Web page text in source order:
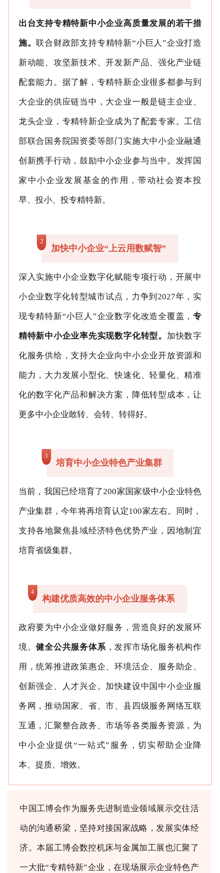
出台支持专精特新中小企业高质量发展的若干措
施。联合财政部支持专精特新“小巨人”企业打造
新动能、攻坚新技术、开发新产品、强化产业链
配套能力。据了解，专精特新企业很多都参与到
大企业的供应链当中，大企业一般是链主企业、
龙头企业，专精特新企业成为了配套专家。工信
部联合国务院国资委等部门实施大中小企业融通
创新携手行动，鼓励中小企业参与当中。发挥国
家中小企业发展基金的作用，带动社会资本投
早、投小、投专精特新。
2
加快中小企业“上云用数赋智”
深入实施中小企业数字化赋能专项行动，开展中
小企业数字化转型城市试点，力争到2027年，实
现专精特新“小巨人”企业数字化改造全覆盖，专
精特新中小企业率先实现数字化转型。 加快数字
化服务供给，支持大企业向中小企业开放资源和
能力，大力发展小型化、快速化、轻量化、精准
化的数字化产品和解决方案，降低转型成本，让
更多中小企业敢转、会转、转得好。
3
培育中小企业特色产业集群
当前，我国已经培育了200家国家级中小企业特色
产业集群，今年将再培育认定100家左右。同时，
支持各地聚焦县域经济特色优势产业，因地制宜
培育省级集群。
4
构建优质高效的中小企业服务体系
政府要为中小企业做好服务，营造良好的发展环
境。健全公共服务体系，发挥市场化服务机构作
用，统筹推进政策惠企、环境活企、服务助企、
创新强企、人才兴企。加快建设中国中小企业服
务网，推动国家、省、市、县四级服务网络互联
互通，汇聚整合政务、市场等各类服务资源，为
中小企业提供“一站式”服务，切实帮助企业降
本、提质、增效。
中国工博会作为服务先进制造业领域展示交往活
动的沟通桥梁，坚持对接国家战略，发展实体经
济。本届工博会数控机床与金属加工展也汇聚了
一大批“专精特新”企业，在现场展示企业特色产